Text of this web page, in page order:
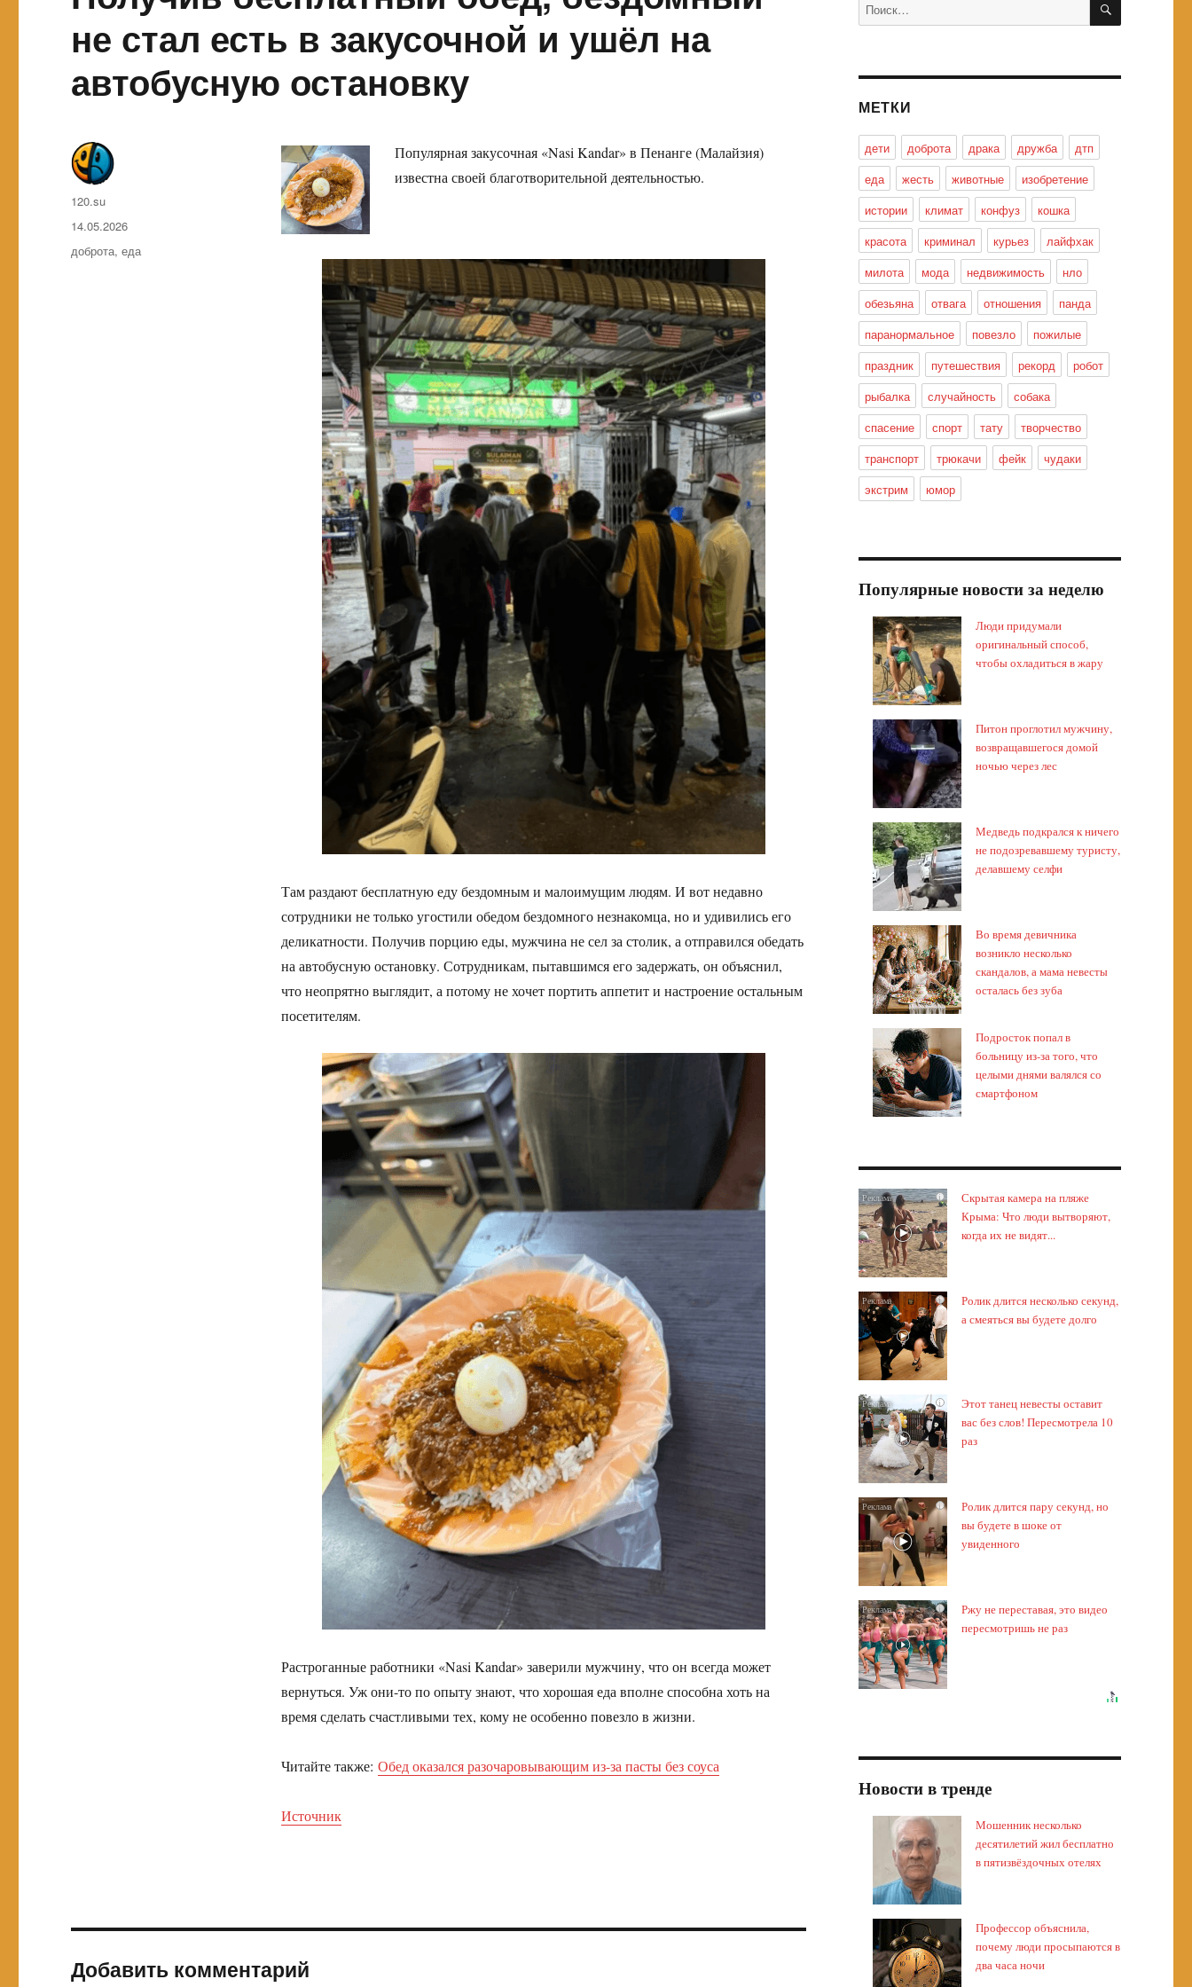
не стал есть в закусочной и ушёл на
автобусную остановку
Популярная закусочная «Nasi Kandar» в Пенанге (Малайзия)
известна своей благотворительной деятельностью.
Там раздают бесплатную еду бездомным и малоимущим людям. И вот недавно
сотрудники не только угостили обедом бездомного незнакомца, но и удивились его
деликатности. Получив порцию еды, мужчина не сел за столик, а отправился обедать
на автобусную остановку. Сотрудникам, пытавшимся его задержать, он объяснил,
что неопрятно выглядит, а потому не хочет портить аппетит и настроение остальным
посетителям.
Растроганные работники «Nasi Kandar» заверили мужчину, что он всегда может
вернуться. Уж они-то по опыту знают, что хорошая еда вполне способна хоть на
время сделать счастливыми тех, кому не особенно повезло в жизни.
Читайте также: Обед оказался разочаровывающим из-за пасты без соуса
Источник
Автор
120.su
Опубликовано
14.05.2026
Метки
доброта,еда
Добавить комментарий
МЕТКИ
дети доброта драка дружба
дтп
еда
жесть животные
изобретение
истории
климат конфуз
кошка
красота
криминал курьез
лайфхак
милота
мода недвижимость
нло
обезьяна
отвага отношения
панда
паранормальное
повезло
пожилые
праздник
путешествия рекорд
робот
рыбалка
случайность
собака
спасение
спорт тату
творчество
транспорт
трюкачи фейк
чудаки
экстрим
юмор
Популярные новости за неделю
Люди придумали
оригинальный способ,
чтобы охладиться в жару
Питон проглотил мужчину,
возвращавшегося домой
ночью через лес
Медведь подкрался к ничего
не подозревавшему туристу,
делавшему селфи
Во время девичника
возникло несколько
скандалов, а мама невесты
осталась без зуба
Подросток попал в
больницу из-за того, что
целыми днями валялся со
смартфоном
i
Скрытая камера на пляже
Крыма: Что люди вытворяют,
когда их не видят...
i
Ролик длится несколько секунд,
а смеяться вы будете долго
i
Этот танец невесты оставит
вас без слов! Пересмотрела 10
раз
i
Ролик длится пару секунд, но
вы будете в шоке от
увиденного
i
Ржу не переставая, это видео
пересмотришь не раз
Новости в тренде
Мошенник несколько
десятилетий жил бесплатно
в пятизвёздочных отелях
Профессор объяснила,
почему люди просыпаются в
два часа ночи